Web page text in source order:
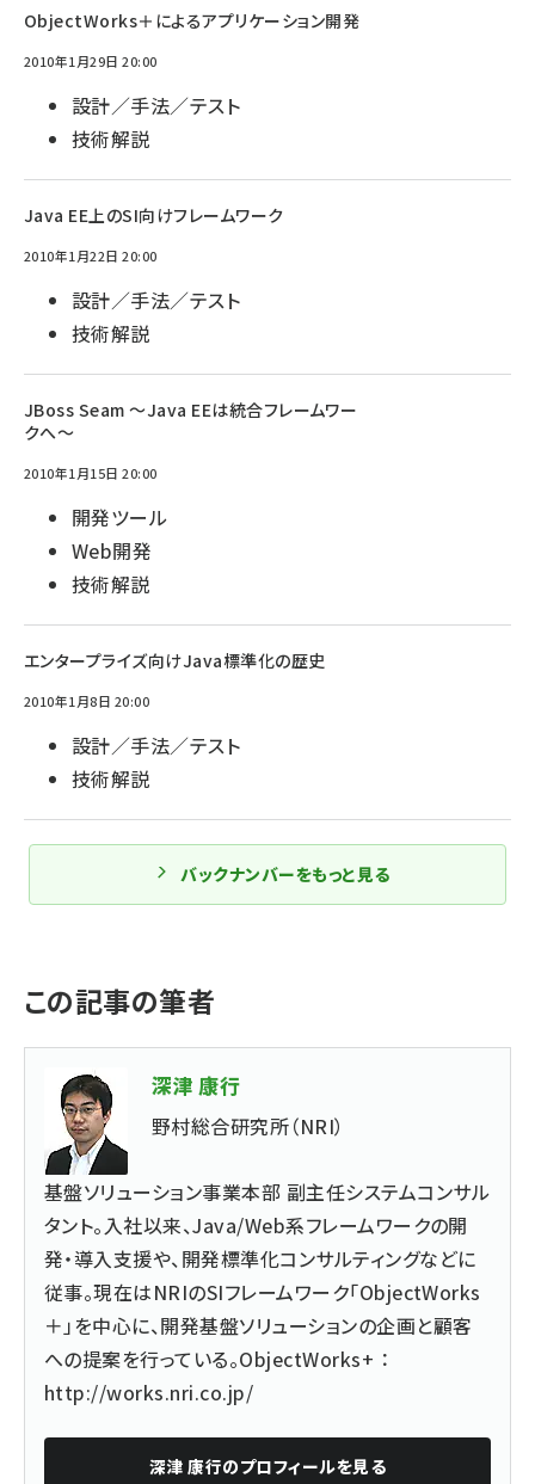
ObjectWorks＋によるアプリケーション開発
2010年1月29日 20:00
設計／手法／テスト
技術解説
Java EE上のSI向けフレームワーク
2010年1月22日 20:00
設計／手法／テスト
技術解説
JBoss Seam ～Java EEは統合フレームワー
クへ～
2010年1月15日 20:00
開発ツール
Web開発
技術解説
エンタープライズ向けJava標準化の歴史
2010年1月8日 20:00
設計／手法／テスト
技術解説
バックナンバーをもっと見る
この記事の筆者
深津 康行
野村総合研究所（NRI）
基盤ソリューション事業本部 副主任システムコンサル
タント。入社以来、Java/Web系フレームワークの開
発・導入支援や、開発標準化コンサルティングなどに
従事。現在はNRIのSIフレームワーク「ObjectWorks
＋」を中心に、開発基盤ソリューションの企画と顧客
への提案を行っている。ObjectWorks+ ：
http://works.nri.co.jp/
深津 康行のプロフィールを見る